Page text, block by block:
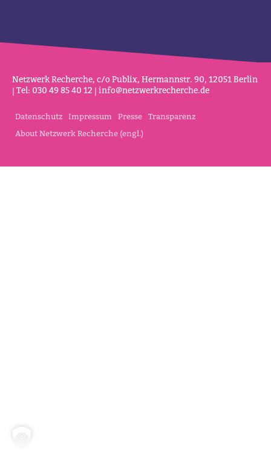
Netz­werk Recherche, c/o Publix, Her­mannstr. 90, 12051 Berlin
| Tel: 030 49 85 40 12 | info@netz­werk­re­cherche.de
Datenschutz Impressum Presse Transparenz
About Netzwerk Recherche (engl.)